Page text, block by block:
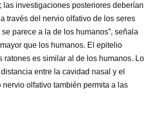
las investigaciones posteriores deberían
través del nervio olfativo de los seres
parece a la de los humanos”, señala
que los humanos. El epitelio
es similar al de los humanos. Lo
entre la cavidad nasal y el
olfativo también permita a las